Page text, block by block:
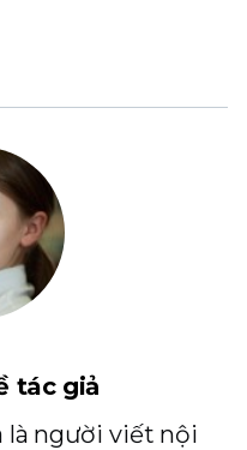
tác giả
là người viết nội